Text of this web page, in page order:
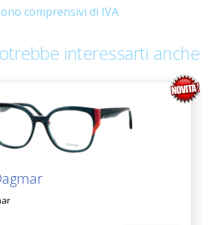
comprensivi di IVA
Potrebbe interessarti anche